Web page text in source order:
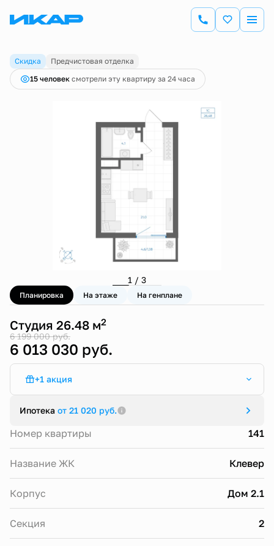
Студия26.48 м
6 199 000 руб.
6 013 030 руб.
Ипотекаот 21 020 руб.
Скидка
Предчистовая отделка
15 человек смотрели эту квартиру за 24 часа
1 / 3
Планировка На этаже На генплане
Студия 26.48 м2
6 199 000 руб.
6 013 030 руб.
+1 акция
Ипотека от 21 020 руб.
Номер квартиры 141
Название ЖК Клевер
Корпус Дом 2.1
Секция 2